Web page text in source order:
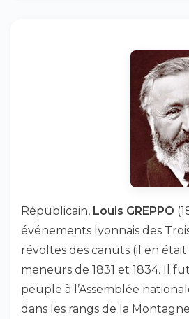
Républicain, Louis GREPPO
événements lyonnais des
révoltes des canuts (il en
meneurs de 1831 et 1834. Il
peuple à l’Assemblée
dans les rangs de la